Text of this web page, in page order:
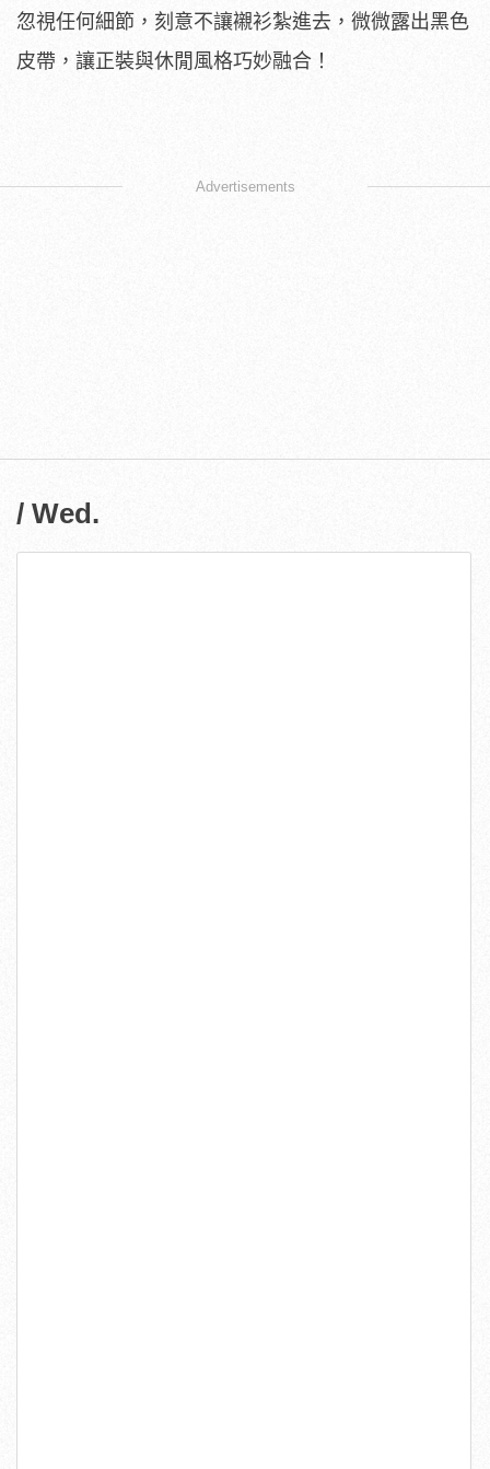
忽視任何細節，刻意不讓襯衫紮進去，微微露出黑色
皮帶，讓正裝與休閒風格巧妙融合！
Advertisements
/ Wed.